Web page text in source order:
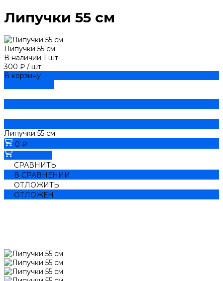
Липучки 55 см
Липучки 55 см
В наличии 1 шт
300 ₽ / шт
В корзину
Липучки 55 см
0 ₽
СРАВНИТЬ
В СРАВНЕНИИ
ОТЛОЖИТЬ
ОТЛОЖЕН